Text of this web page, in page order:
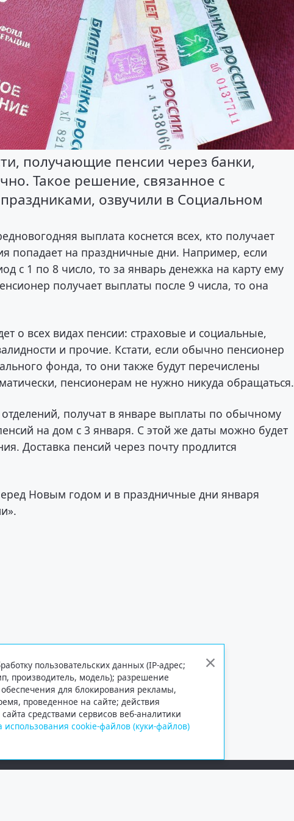
получающие пенсии через банки,
Такое решение, связанное с
озвучили в Социальном
выплата коснется всех, кто получает
попадает на праздничные дни. Например, если
с 1 по 8 число, то за январь денежка на карту ему
получает выплаты после 9 числа, то она
о всех видах пенсии: страховые и социальные,
и прочие. Кстати, если обычно пенсионер
фонда, то они также будут перечислены
пенсионерам не нужно никуда обращаться.
отделений, получат в январе выплаты по обычному
на дом с 3 января. С этой же даты можно будет
Доставка пенсий через почту продлится
Новым годом и в праздничные дни января
пользовательских данных (IP-адрес;
производитель, модель); разрешение
для блокирования рекламы,
проведенное на сайте; действия
средствами сервисов веб-аналитики
использования cookie-файлов (куки-файлов)